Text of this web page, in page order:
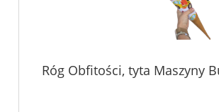
Róg Obfitości, tyta Maszyny